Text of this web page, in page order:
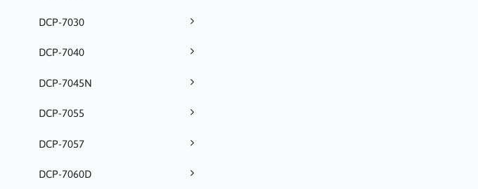
DCP-7030
DCP-7040
DCP-7045N
DCP-7055
DCP-7057
DCP-7060D